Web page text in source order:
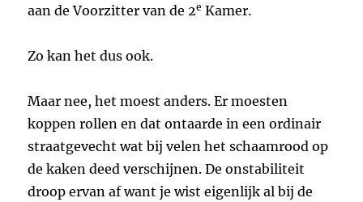
aan de Voorzitter van de 2e Kamer.
Zo kan het dus ook.
Maar nee, het moest anders. Er moesten
koppen rollen en dat ontaarde in een ordinair
straatgevecht wat bij velen het schaamrood op
de kaken deed verschijnen. De onstabiliteit
droop ervan af want je wist eigenlijk al bij de